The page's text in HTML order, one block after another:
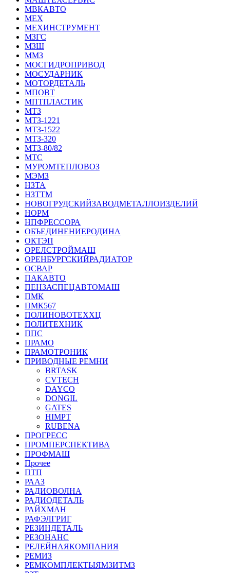
МВКАВТО
МЕХ
МЕХИНСТРУМЕНТ
МЗГС
МЗШ
ММЗ
МОСГИДРОПРИВОД
МОСУДАРНИК
МОТОРДЕТАЛЬ
МПОВТ
МПТПЛАСТИК
МТЗ
МТЗ-1221
МТЗ-1522
МТЗ-320
МТЗ-80/82
МТС
МУРОМТЕПЛОВОЗ
МЭМЗ
НЗТА
НЗТТМ
НОВОГРУДСКИЙЗАВОДМЕТАЛЛОИЗДЕЛИЙ
НОРМ
НПФРЕССОРА
ОБЪЕДИНЕНИЕРОДИНА
ОКТЭП
ОРЕЛСТРОЙМАШ
ОРЕНБУРГСКИЙРАДИАТОР
ОСВАР
ПАКАВТО
ПЕНЗАСПЕЦАВТОМАШ
ПМК
ПМК567
ПОЛИНОВОТЕХХЦ
ПОЛИТЕХНИК
ППС
ПРАМО
ПРАМОТРОНИК
ПРИВОДНЫЕ РЕМНИ
BRTASK
CVTECH
DAYCO
DONGIL
GATES
HIMPT
RUBENA
ПРОГРЕСС
ПРОМПЕРСПЕКТИВА
ПРОФМАШ
Прочее
ПТП
РААЗ
РАДИОВОЛНА
РАДИОДЕТАЛЬ
РАЙХМАН
РАФЭЛГРИГ
РЕЗИНДЕТАЛЬ
РЕЗОНАНС
РЕЛЕЙНАЯКОМПАНИЯ
РЕМИЗ
РЕМКОМПЛЕКТЫЯМЗИТМЗ